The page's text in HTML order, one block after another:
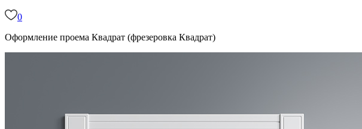
0
Оформление проема Квадрат (фрезеровка Квадрат)